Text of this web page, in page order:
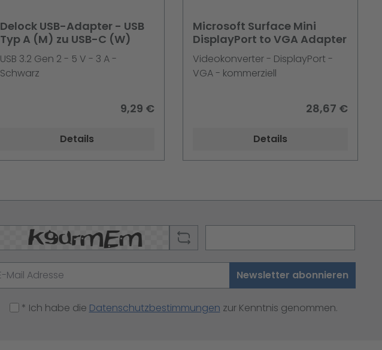
Delock USB-Adapter - USB
Typ A (M) zu USB-C (W)
USB 3.2 Gen 2 - 5 V - 3 A -
Schwarz
9,29 €
Details
Microsoft Surface Mini
DisplayPort to VGA Adapter
Videokonverter - DisplayPort -
VGA - kommerziell
28,67 €
Details
Newsletter abonnieren
* Ich habe die Datenschutzbestimmungen zur Kenntnis genommen.